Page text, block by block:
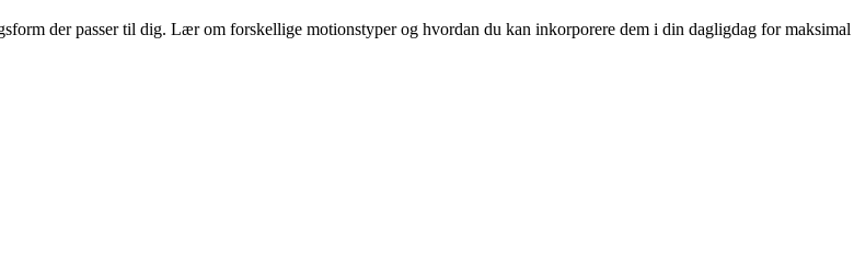
der passer til dig. Lær om forskellige motionstyper og hvordan du kan inkorporere dem i din dagligdag for maksimal